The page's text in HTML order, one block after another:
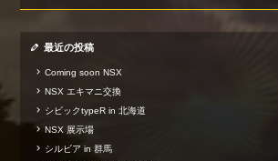
最近の投稿
Coming soon NSX
NSX エキマニ交換
シビックtypeR in 北海道
NSX 展示場
シルビア in 群馬